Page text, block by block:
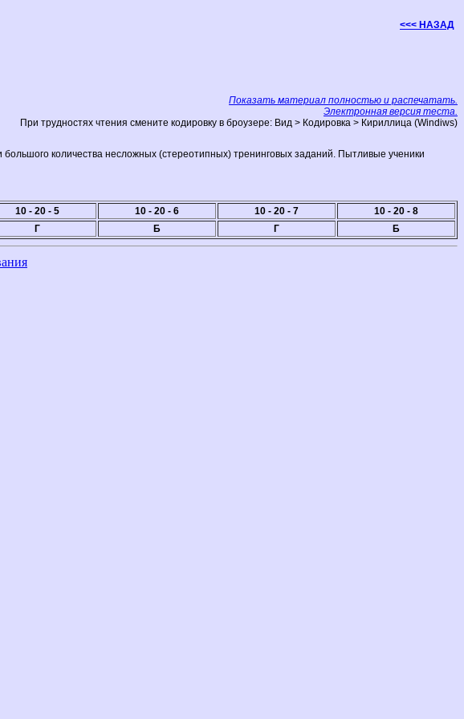
<<< НАЗАД
Показать материал полностью и распечатать.
Электронная версия теста.
При трудностях чтения смените кодировку в броузере: Вид > Кодировка > Кириллица (Windiws)
количества несложных (стереотипных) тренинговых заданий. Пытливые ученики
10 - 20 - 5 10 - 20 - 6 10 - 20 - 7 10 - 20 - 8
Г Б Г Б